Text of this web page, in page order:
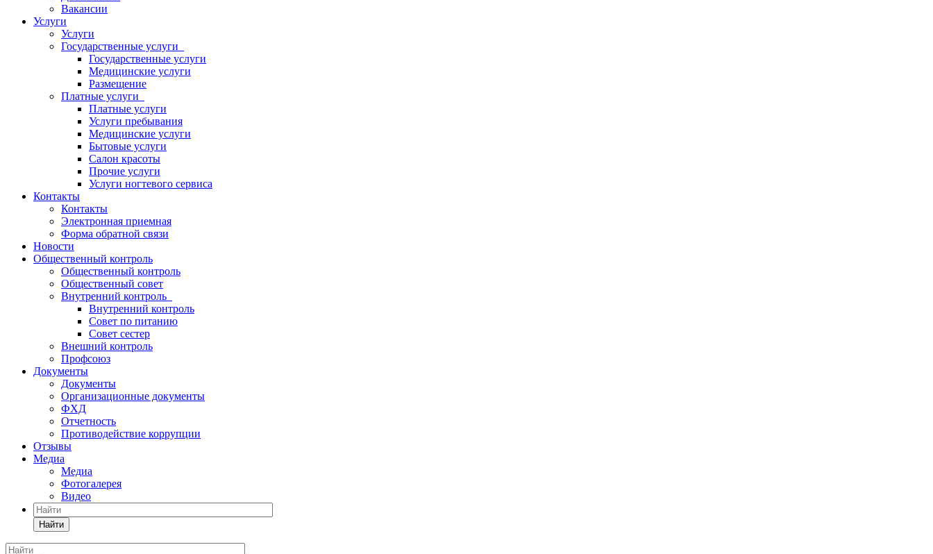
Вакансии
Услуги
Услуги
Государственные услуги
Государственные услуги
Медицинские услуги
Размещение
Платные услуги
Платные услуги
Услуги пребывания
Медицинские услуги
Бытовые услуги
Салон красоты
Прочие услуги
Услуги ногтевого сервиса
Контакты
Контакты
Электронная приемная
Форма обратной связи
Новости
Общественный контроль
Общественный контроль
Общественный совет
Внутренний контроль
Внутренний контроль
Совет по питанию
Совет сестер
Внешний контроль
Профсоюз
Документы
Документы
Организационные документы
ФХД
Отчетность
Противодействие коррупции
Отзывы
Медиа
Медиа
Фотогалерея
Видео
Найти